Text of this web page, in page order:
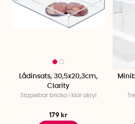
Lådinsats, 30,5x20,3cm,
Clarity
Stapelbar bricka i klar akryl
179 kr